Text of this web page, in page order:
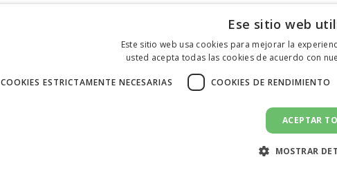
Ese sitio web
Este sitio web usa cookies para mejorar la
usted acepta todas las cookies de acuerdo con
COOKIES ESTRICTAMENTE NECESARIAS COOKIES DE RENDIMIENTO
ACEPTAR
MOSTRAR